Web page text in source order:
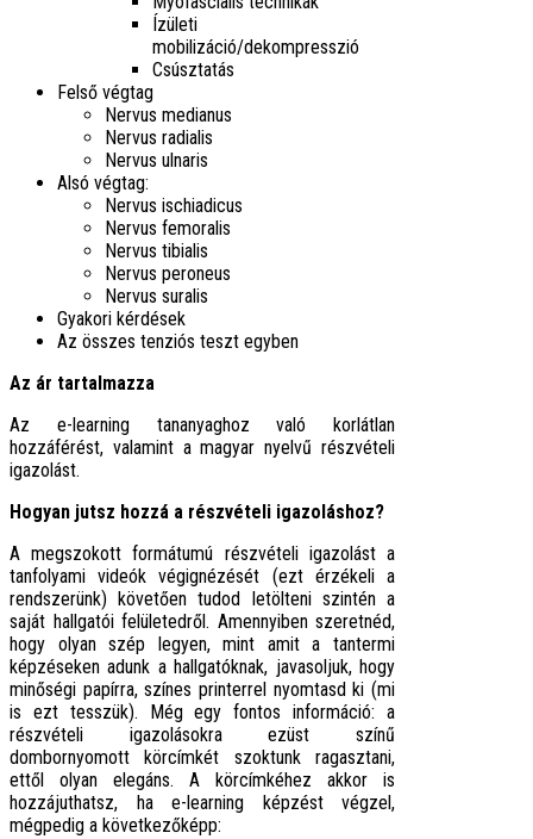
Ízületi
mobilizáció/dekompresszió
Csúsztatás
Felső végtag
Nervus medianus
Nervus radialis
Nervus ulnaris
Alsó végtag:
Nervus ischiadicus
Nervus femoralis
Nervus tibialis
Nervus peroneus
Nervus suralis
Gyakori kérdések
Az összes tenziós teszt egyben
Az ár tartalmazza
Az e-learning tananyaghoz való korlátlan
hozzáférést, valamint a magyar nyelvű részvételi
igazolást.
Hogyan jutsz hozzá a részvételi igazoláshoz?
A megszokott formátumú részvételi igazolást a
tanfolyami videók végignézését (ezt érzékeli a
rendszerünk) követően tudod letölteni szintén a
saját hallgatói felületedről. Amennyiben szeretnéd,
hogy olyan szép legyen, mint amit a tantermi
képzéseken adunk a hallgatóknak, javasoljuk, hogy
minőségi papírra, színes printerrel nyomtasd ki (mi
is ezt tesszük). Még egy fontos információ: a
részvételi igazolásokra ezüst színű
dombornyomott körcímkét szoktunk ragasztani,
ettől olyan elegáns. A körcímkéhez akkor is
hozzájuthatsz, ha e-learning képzést végzel,
mégpedig a következőképp: